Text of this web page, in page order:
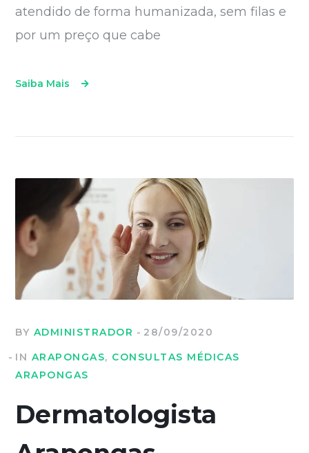
atendido de forma humanizada, sem filas e
por um preço que cabe
Saiba Mais
BY ADMINISTRADOR
28/09/2020
IN ARAPONGAS, CONSULTAS MÉDICAS
ARAPONGAS
Dermatologista